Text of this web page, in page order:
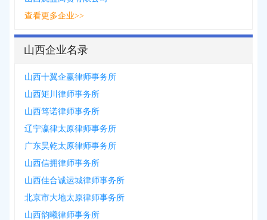
查看更多企业>>
山西企业名录
山西十翼企赢律师事务所
山西矩川律师事务所
山西笃诺律师事务所
辽宁瀛律太原律师事务所
广东昊乾太原律师事务所
山西信拥律师事务所
山西佳合诚运城律师事务所
北京市大地太原律师事务所
山西韵曦律师事务所